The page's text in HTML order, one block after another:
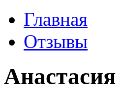
Главная
Отзывы
Анастасия